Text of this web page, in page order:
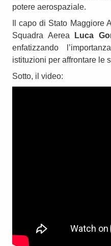
potere aerospaziale.
Il capo di Stato Maggiore
Squadra Aerea
Luca
enfatizzando
istituzioni per affrontare le
Sotto, il video: